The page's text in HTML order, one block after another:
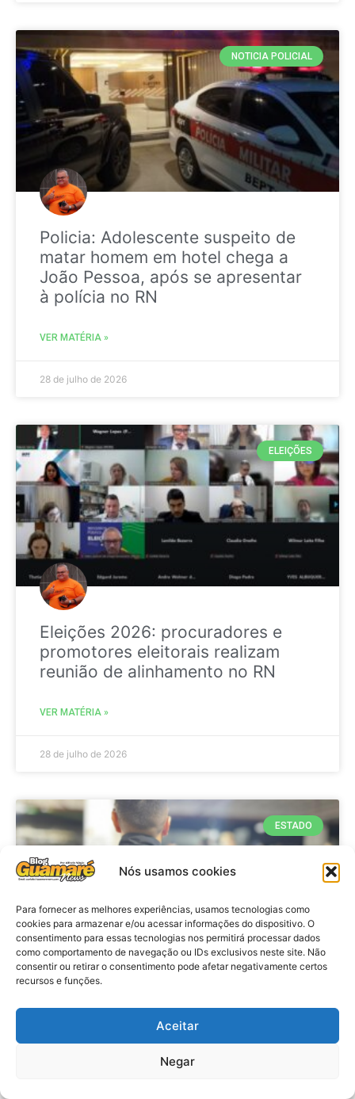
Nós usamos cookies
Para fornecer as melhores experiências, usamos tecnologias como
cookies para armazenar e/ou acessar informações do dispositivo. O
consentimento para essas tecnologias nos permitirá processar dados
como comportamento de navegação ou IDs exclusivos neste site. Não
consentir ou retirar o consentimento pode afetar negativamente certos
recursos e funções.
Aceitar
Negar
NOTICIA POLICIAL
Policia: Adolescente suspeito de
matar homem em hotel chega a
João Pessoa, após se apresentar
à polícia no RN
VER MATÉRIA »
28 de julho de 2026
ELEIÇÕES
Eleições 2026: procuradores e
promotores eleitorais realizam
reunião de alinhamento no RN
VER MATÉRIA »
28 de julho de 2026
ESTADO
Policia: Operação prende cinco
investigados por tráfico de drogas
e lavagem de dinheiro no RN